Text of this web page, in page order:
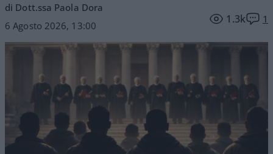
di Dott.ssa Paola Dora
6 Agosto 2026, 13:00
1.3k 1